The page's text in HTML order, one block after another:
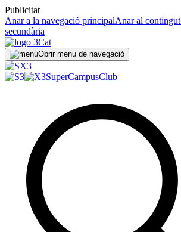
Publicitat
Anar a la navegació principalAnar al contingut
secundària
Obrir menu de navegació
SuperCampusClub